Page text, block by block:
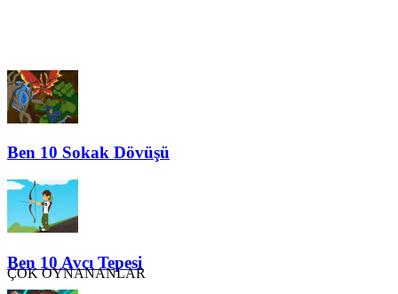
Ben 10 Sokak Dövüşü
Ben 10 Avcı Tepesi
ÇOK OYNANANLAR